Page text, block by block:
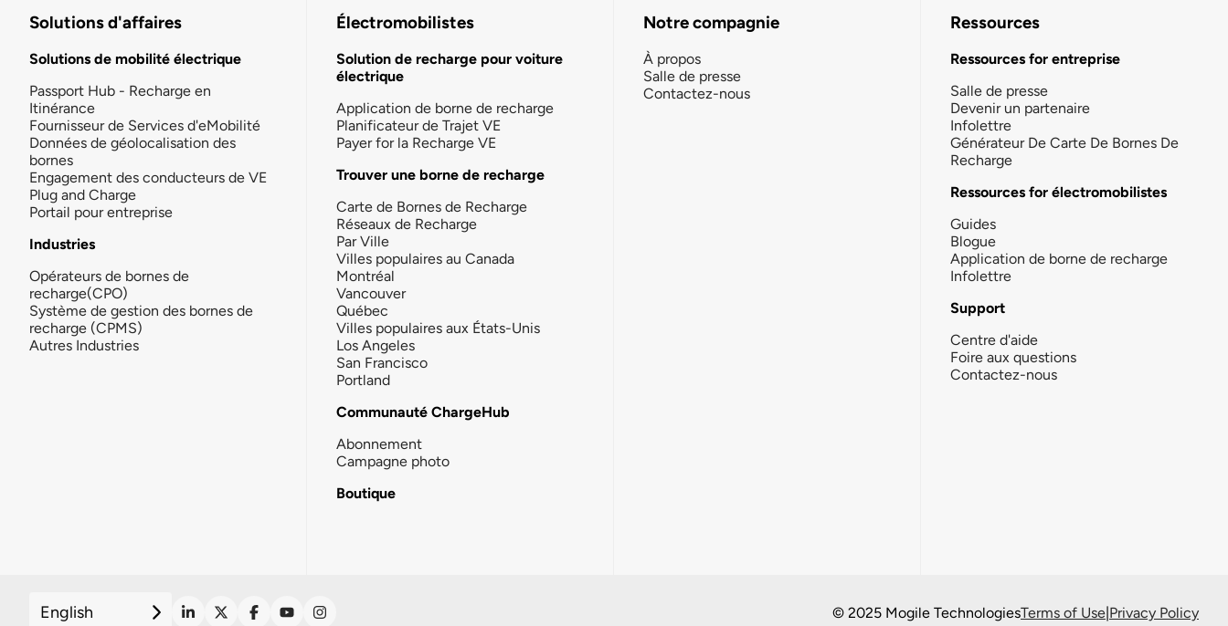
Solutions d'affaires
Solutions de mobilité électrique
Passport Hub - Recharge en
Itinérance
Fournisseur de Services d'eMobilité
Données de géolocalisation des
bornes
Engagement des conducteurs de VE
Plug and Charge
Portail pour entreprise
Industries
Opérateurs de bornes de
recharge(CPO)
Système de gestion des bornes de
recharge (CPMS)
Autres Industries
Électromobilistes
Solution de recharge pour voiture
électrique
Application de borne de recharge
Planificateur de Trajet VE
Payer for la Recharge VE
Trouver une borne de recharge
Carte de Bornes de Recharge
Réseaux de Recharge
Par Ville
Villes populaires au Canada
Montréal
Vancouver
Québec
Villes populaires aux États-Unis
Los Angeles
San Francisco
Portland
Communauté ChargeHub
Abonnement
Campagne photo
Boutique
Notre compagnie
À propos
Salle de presse
Contactez-nous
Ressources
Ressources for entreprise
Salle de presse
Devenir un partenaire
Infolettre
Générateur De Carte De Bornes De
Recharge
Ressources for électromobilistes
Guides
Blogue
Application de borne de recharge
Infolettre
Support
Centre d'aide
Foire aux questions
Contactez-nous
English © 2025 Mogile TechnologiesTerms of Use|Privacy Policy